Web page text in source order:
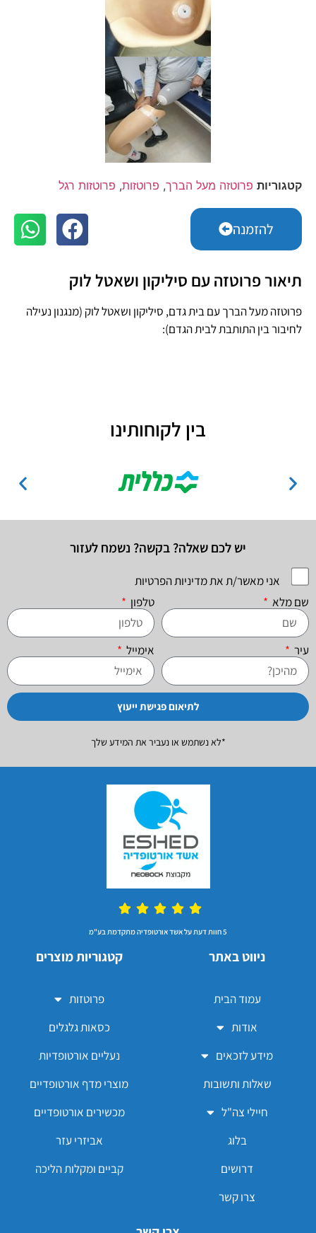
קטגוריות פרוטזה מעל הברך, פרוטזות, פרוטזות רגל
להזמנה
תיאור פרוטזה עם סיליקון ושאטל לוק
פרוטזה מעל הברך עם בית גדם, סיליקון ושאטל לוק (מנגנון נעילה
לחיבור בין התותבת לבית הגדם):
בין לקוחותינו
יש לכם שאלה? בקשה? נשמח לעזור
אני מאשר/ת את מדיניות הפרטיות
שם מלא
טלפון
עיר אימייל
לתיאום פגישת ייעוץ
*לא נשתמש או נעביר את המידע שלך
5 חוות דעת על אשד אורטופדיה מתקדמת בע"מ
ניווט באתר
עמוד הבית
אודות
מידע לזכאים
שאלות ותשובות
חיילי צה"ל
בלוג
דרושים
צרו קשר
קטגוריות מוצרים
פרוטזות
כסאות גלגלים
נעליים אורטופדיות
מוצרי מדף אורטופדיים
מכשירים אורטופדיים
אביזרי עזר
קביים ומקלות הליכה